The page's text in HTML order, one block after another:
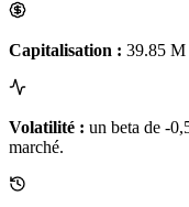
Capitalisation : 39.85 M
Volatilité : un beta de -
marché.